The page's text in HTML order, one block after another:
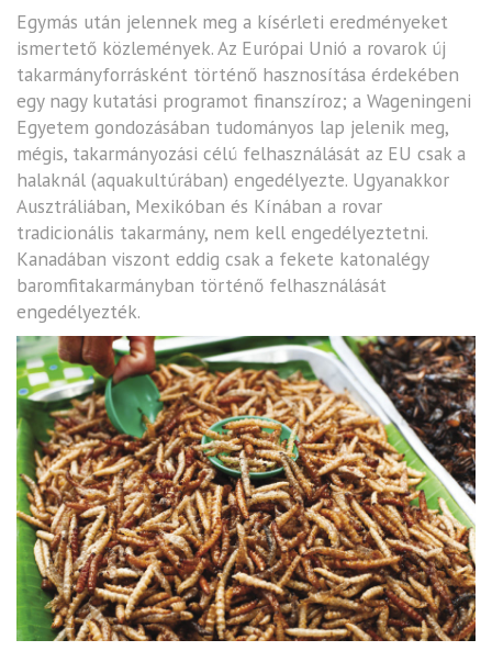
Egymás után jelennek meg a kísérleti eredményeket
ismertető közlemények. Az Európai Unió a rovarok új
takarmányforrásként történő hasznosítása érdekében
egy nagy kutatási programot finanszíroz; a Wageningeni
Egyetem gondozásában tudományos lap jelenik meg,
mégis, takarmányozási célú felhasználását az EU csak a
halaknál (aqua­kultú­rában) engedélyezte. Ugyanakkor
Ausztráliában, Mexikóban és Kínában a rovar
tradicionális takarmány, nem kell engedélyeztetni.
Kanadában viszont eddig csak a fekete katonalégy
baromfitakarmányban tör­té­nő felhasználását
engedélyezték.